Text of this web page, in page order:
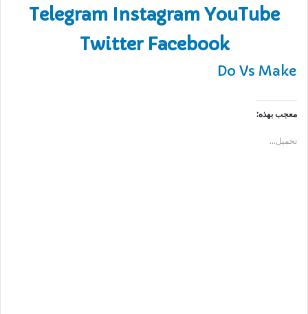
Telegram Instagram YouTube
Twitter Facebook
Do Vs Make
معجب بهذه:
تحميل...